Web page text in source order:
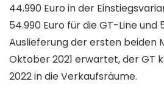
44.990 Euro in der
54.990 Euro für die GT-Line und
Auslieferung der ersten beiden
Oktober 2021 erwartet, der GT
2022 in die Verkaufsräume.